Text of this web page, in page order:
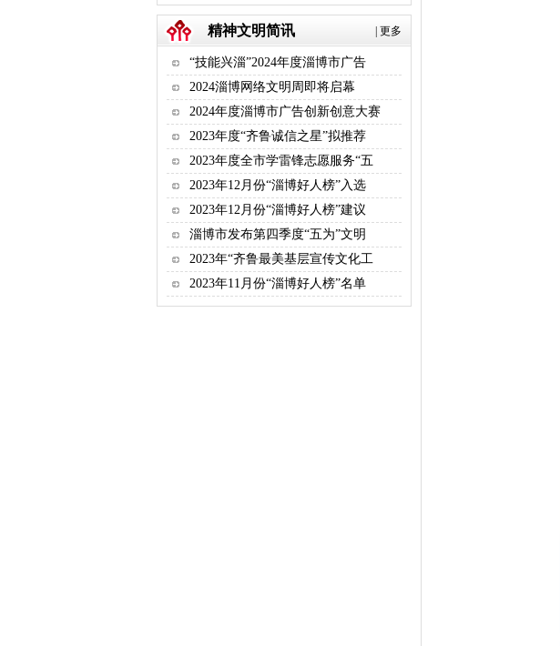
更多
精神文明简讯
“技能兴淄”2024年度淄博市广告
2024淄博网络文明周即将启幕
2024年度淄博市广告创新创意大赛
2023年度“齐鲁诚信之星”拟推荐
2023年度全市学雷锋志愿服务“五
2023年12月份“淄博好人榜”入选
2023年12月份“淄博好人榜”建议
淄博市发布第四季度“五为”文明
2023年“齐鲁最美基层宣传文化工
2023年11月份“淄博好人榜”名单